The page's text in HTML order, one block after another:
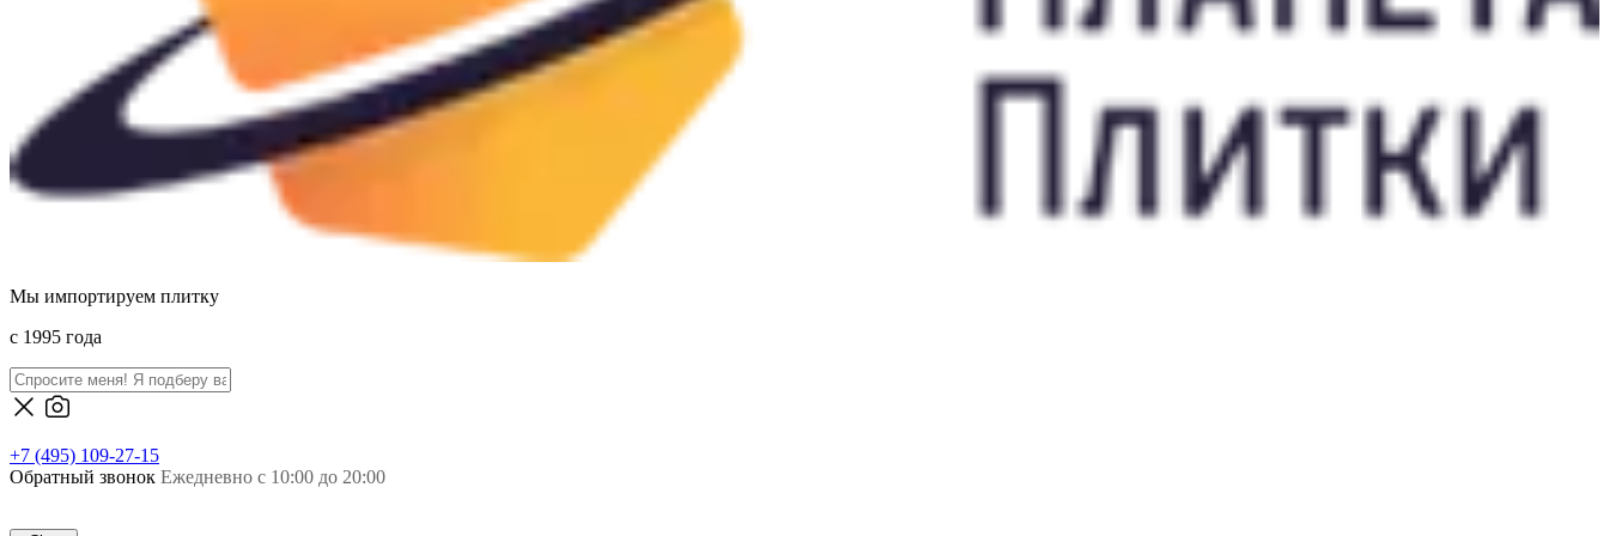
Мы импортируем плитку
c 1995 года
+7 (495) 109-27-15
Обратный звонок Ежедневно с 10:00 до 20:00